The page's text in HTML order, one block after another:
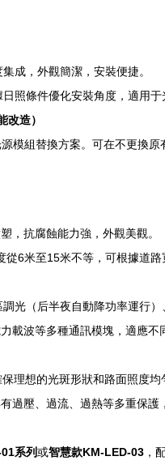
成，外觀簡潔，安裝便捷。
日照條件優化安裝角度，適
改造）
組替換方案。可在不更換原有
腐蝕能力強，外觀美觀。
從6米至15米不等，可根據道路
光（后半夜自動降功率運行）
多種通訊模塊，適應不同項目
保理想的光斑形狀和路面照度均
過壓、過流、過熱等多重保護
系列或智慧款KM-LED-03 ，